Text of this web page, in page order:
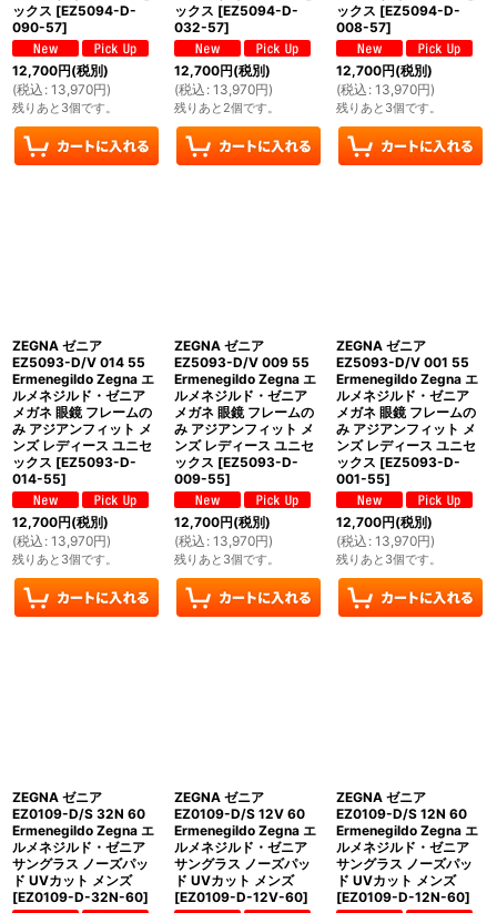
ックス [EZ5094-D-
090-57]
12,700円(税別)
(税込 : 13,970円)
残りあと3個です。
ックス [EZ5094-D-
032-57]
12,700円(税別)
(税込 : 13,970円)
残りあと2個です。
ックス [EZ5094-D-
008-57]
12,700円(税別)
(税込 : 13,970円)
残りあと3個です。
ZEGNA ゼニア
EZ5093-D/V 014 55
Ermenegildo Zegna エ
ルメネジルド・ゼニア
メガネ 眼鏡 フレームの
み アジアンフィット メ
ンズ レディース ユニセ
ックス [EZ5093-D-
014-55]
12,700円(税別)
(税込 : 13,970円)
残りあと3個です。
ZEGNA ゼニア
EZ5093-D/V 009 55
Ermenegildo Zegna エ
ルメネジルド・ゼニア
メガネ 眼鏡 フレームの
み アジアンフィット メ
ンズ レディース ユニセ
ックス [EZ5093-D-
009-55]
12,700円(税別)
(税込 : 13,970円)
残りあと3個です。
ZEGNA ゼニア
EZ5093-D/V 001 55
Ermenegildo Zegna エ
ルメネジルド・ゼニア
メガネ 眼鏡 フレームの
み アジアンフィット メ
ンズ レディース ユニセ
ックス [EZ5093-D-
001-55]
12,700円(税別)
(税込 : 13,970円)
残りあと3個です。
ZEGNA ゼニア
EZ0109-D/S 32N 60
Ermenegildo Zegna エ
ルメネジルド・ゼニア
サングラス ノーズパッ
ド UVカット メンズ
[EZ0109-D-32N-60]
ZEGNA ゼニア
EZ0109-D/S 12V 60
Ermenegildo Zegna エ
ルメネジルド・ゼニア
サングラス ノーズパッ
ド UVカット メンズ
[EZ0109-D-12V-60]
ZEGNA ゼニア
EZ0109-D/S 12N 60
Ermenegildo Zegna エ
ルメネジルド・ゼニア
サングラス ノーズパッ
ド UVカット メンズ
[EZ0109-D-12N-60]